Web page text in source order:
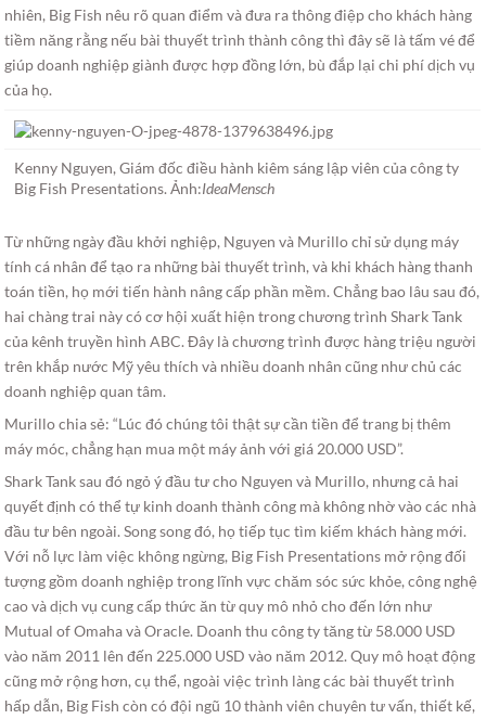
nhiên, Big Fish nêu rõ quan điểm và đưa ra thông điệp cho khách hàng
tiềm năng rằng nếu bài thuyết trình thành công thì đây sẽ là tấm vé để
giúp doanh nghiệp giành được hợp đồng lớn, bù đắp lại chi phí dịch vụ
của họ.
Kenny Nguyen, Giám đốc điều hành kiêm sáng lập viên của công ty
Big Fish Presentations. Ảnh:IdeaMensch
Từ những ngày đầu khởi nghiệp, Nguyen và Murillo chỉ sử dụng máy
tính cá nhân để tạo ra những bài thuyết trình, và khi khách hàng thanh
toán tiền, họ mới tiến hành nâng cấp phần mềm. Chẳng bao lâu sau đó,
hai chàng trai này có cơ hội xuất hiện trong chương trình Shark Tank
của kênh truyền hình ABC. Đây là chương trình được hàng triệu người
trên khắp nước Mỹ yêu thích và nhiều doanh nhân cũng như chủ các
doanh nghiệp quan tâm.
Murillo chia sẻ: “Lúc đó chúng tôi thật sự cần tiền để trang bị thêm
máy móc, chẳng hạn mua một máy ảnh với giá 20.000 USD”.
Shark Tank sau đó ngỏ ý đầu tư cho Nguyen và Murillo, nhưng cả hai
quyết định có thể tự kinh doanh thành công mà không nhờ vào các nhà
đầu tư bên ngoài. Song song đó, họ tiếp tục tìm kiếm khách hàng mới.
Với nỗ lực làm việc không ngừng, Big Fish Presentations mở rộng đối
tượng gồm doanh nghiệp trong lĩnh vực chăm sóc sức khỏe, công nghệ
cao và dịch vụ cung cấp thức ăn từ quy mô nhỏ cho đến lớn như
Mutual of Omaha và Oracle. Doanh thu công ty tăng từ 58.000 USD
vào năm 2011 lên đến 225.000 USD vào năm 2012. Quy mô hoạt động
cũng mở rộng hơn, cụ thể, ngoài việc trình làng các bài thuyết trình
hấp dẫn, Big Fish còn có đội ngũ 10 thành viên chuyên tư vấn, thiết kế,